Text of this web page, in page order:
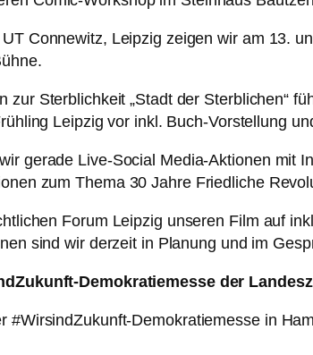
Connewitz, Leipzig zeigen wir am 13.
zur Sterblichkeit „Stadt der Sterblichen“
Leipzig vor inkl. Buch-Vorstellung
gerade Live-Social Media-Aktionen mit
zum Thema 30 Jahre Friedliche
Forum Leipzig unseren Film auf
sind wir derzeit in Planung und im
Demokratiemesse der
#WirsindZukunft-Demokratiemesse in